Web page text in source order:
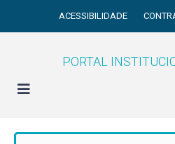
ACESSIBILIDADE
PORTAL